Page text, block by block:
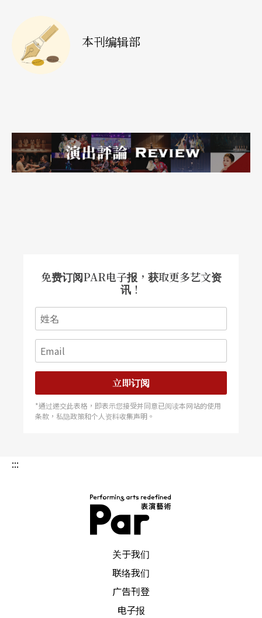
本刊编辑部
免费订阅PAR电子报，获取更多艺文资
讯！
立即订阅
*通过递交此表格，即表示您接受并同意已阅读本网站的使用
条款，私隐政策和个人资料收集声明。
:::
关于我们
联络我们
广告刊登
电子报